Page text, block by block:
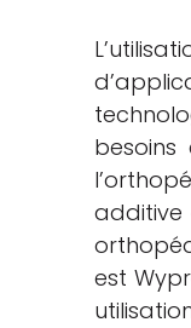
additive
est